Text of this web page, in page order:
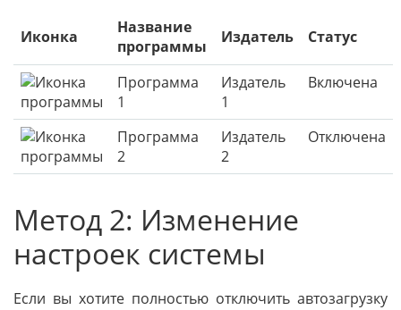
Иконка
Название
программы
Издатель Статус
Программа
1
Издатель
1
Включена
Программа
2
Издатель
2
Отключена
Метод 2: Изменение
настроек системы
Если вы хотите полностью отключить автозагрузку